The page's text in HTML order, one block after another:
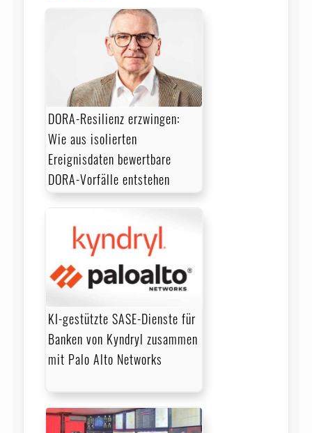
DORA-Resilienz erzwingen:
Wie aus isolierten
Ereignisdaten bewertbare
DORA-Vorfälle entstehen
KI-gestützte SASE-Dienste für
Banken von Kyndryl zusammen
mit Palo Alto Networks